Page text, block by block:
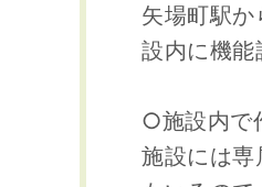
矢場町駅
設内に機能
○施設内で
施設には専